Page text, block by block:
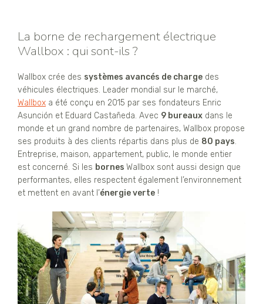
La borne de rechargement électrique
Wallbox : qui sont-ils ?
Wallbox crée des systèmes avancés de charge des
véhicules électriques. Leader mondial sur le marché,
Wallbox a été conçu en 2015 par ses fondateurs Enric
Asunción et Eduard Castañeda. Avec 9 bureaux dans le
monde et un grand nombre de partenaires, Wallbox propose
ses produits à des clients répartis dans plus de 80 pays.
Entreprise, maison, appartement, public, le monde entier
est concerné. Si les bornes Wallbox sont aussi design que
performantes, elles respectent également l’environnement
et mettent en avant l’énergie verte !